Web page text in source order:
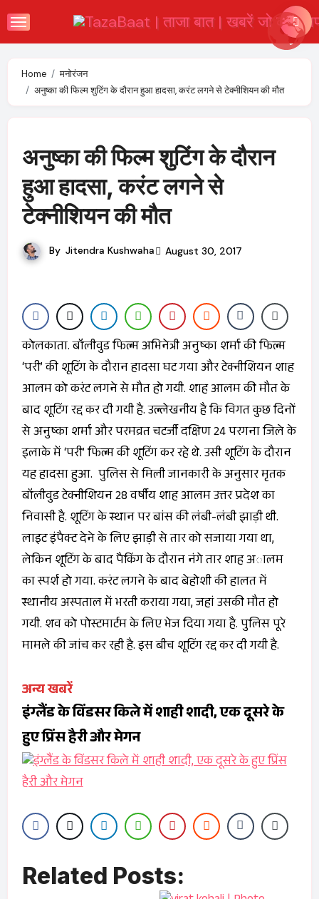
to
Home
मनोरंजन
अनुष्का की फिल्म शुटिंग के दौरान हुआ हादसा, करंट लगने से टेक्नीशियन की मौत
अनुष्का की फिल्म शुटिंग के दौरान
हुआ हादसा, करंट लगने से
टेक्नीशियन की मौत
By Jitendra Kushwaha August 30, 2017
कोलकाता. बॉलीवुड फिल्म अभिनेत्री अनुष्का शर्मा की फिल्म
‘परी’ की शूटिंग के दौरान हादसा घट गया और टेक्नीशियन शाह
आलम को करंट लगने से मौत हो गयी. शाह आलम की मौत के
बाद शूटिंग रद्द कर दी गयी है. उल्लेखनीय है कि विगत कुछ दिनों
से अनुष्का शर्मा और परमव्रत चटर्जी दक्षिण 24 परगना जिले के
इलाके में ‘परी’ फिल्म की शूटिंग कर रहे थे. उसी शूटिंग के दौरान
यह हादसा हुआ. पुलिस से मिली जानकारी के अनुसार मृतक
बॉलीवुड टेक्नीशियन 28 वर्षीय शाह आलम उत्तर प्रदेश का
निवासी है. शूटिंग के स्थान पर बांस की लंबी-लंबी झाड़ी थी.
लाइट इंपैक्ट देने के लिए झाड़ी से तार को सजाया गया था,
लेकिन शूटिंग के बाद पैकिंग के दौरान नंगे तार शाह अालम
का स्पर्श हो गया. करंट लगने के बाद बेहोशी की हालत में
स्थानीय अस्पताल में भरती कराया गया, जहां उसकी मौत हो
गयी. शव को पोस्टमार्टम के लिए भेज दिया गया है. पुलिस पूरे
मामले की जांच कर रही है. इस बीच शूटिंग रद्द कर दी गयी है.
अन्य खबरें
इंग्लैंड के विंडसर किले में शाही शादी, एक दूसरे के
हुए प्रिंस हैरी और मेगन
Related Posts: